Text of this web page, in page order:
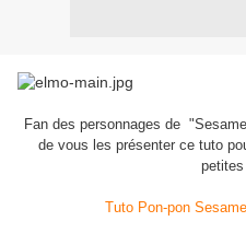
Fan des personnages de
de vous les présenter ce tuto
Tuto Pon-pon